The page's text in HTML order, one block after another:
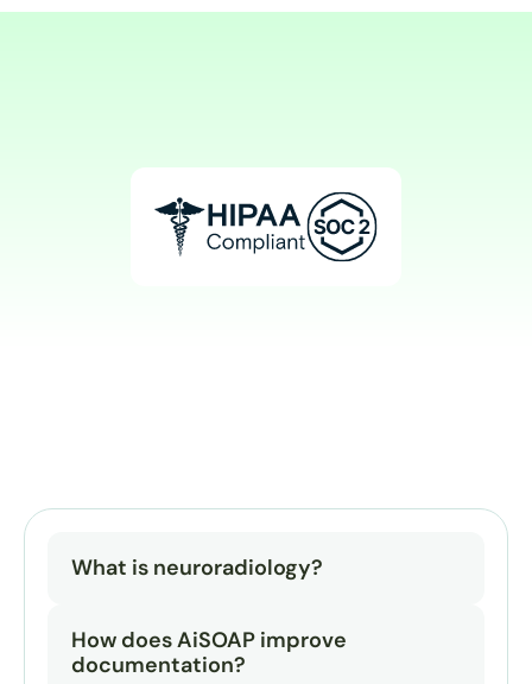
What is neuroradiology?
How does AiSOAP improve
documentation?